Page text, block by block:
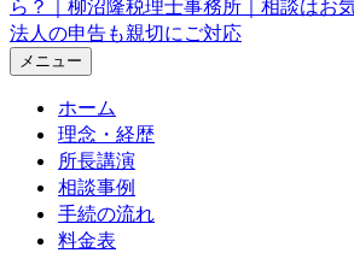
メニュー
ホーム
理念・経歴
所長講演
相談事例
手続の流れ
料金表